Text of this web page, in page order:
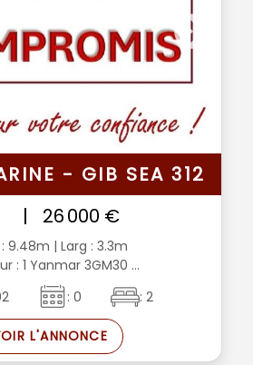
- GIB SEA 312
|
26 000 €
9.48m | Larg : 3.3m
: 1 Yanmar 3GM30 ...
: 0 : 2
L'ANNONCE